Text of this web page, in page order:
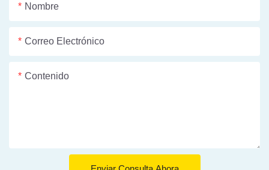
Nombre
Correo Electrónico
Contenido